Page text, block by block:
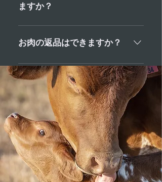
いたしますので、注文していた
日程度遅れる場合がありま
１週間程度お時間をいただく場
合があります。 もし日時のご指
定がございましたら、事前にお
問い合わせページよりご連絡く
ださい。
ますか？
一部商品を除き、チルド状態で
のお届けとなります。 ホルモ
たします。
お肉の返品はできますか？
申し訳ありませんが、新鮮なお
肉をお届けするため返品はでき
ません。 よくお確かめの上、ご
注文ください。